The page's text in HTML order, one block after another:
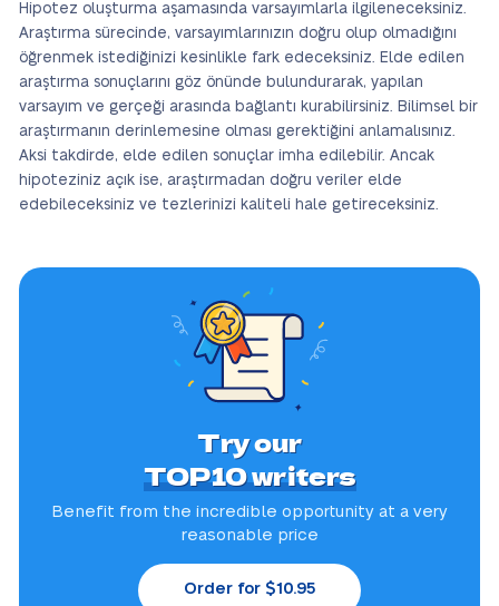
Hipotez oluşturma aşamasında varsayımlarla ilgileneceksiniz.
Araştırma sürecinde, varsayımlarınızın doğru olup olmadığını
öğrenmek istediğinizi kesinlikle fark edeceksiniz. Elde edilen
araştırma sonuçlarını göz önünde bulundurarak, yapılan
varsayım ve gerçeği arasında bağlantı kurabilirsiniz. Bilimsel bir
araştırmanın derinlemesine olması gerektiğini anlamalısınız.
Aksi takdirde, elde edilen sonuçlar imha edilebilir. Ancak
hipoteziniz açık ise, araştırmadan doğru veriler elde
edebileceksiniz ve tezlerinizi kaliteli hale getireceksiniz.
Try our
TOP10 writers
Benefit from the incredible opportunity at a very
reasonable price
Order for $10.95